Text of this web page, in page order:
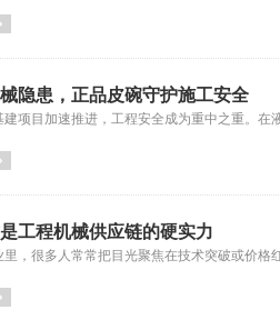
隐患，正品皮碗守护施工安全
建项目加速推进，工程安全成为重中之重。
工程机械供应链的硬实力
里，很多人常常把目光聚焦在技术突破或价